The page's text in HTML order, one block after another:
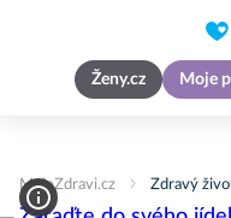
Ženy.cz Moje
MojeZdravi.cz Zdravý